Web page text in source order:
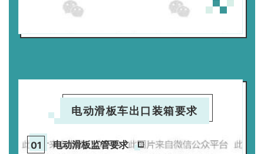
电动滑板车出口装箱要求
01 电动滑板监管要求